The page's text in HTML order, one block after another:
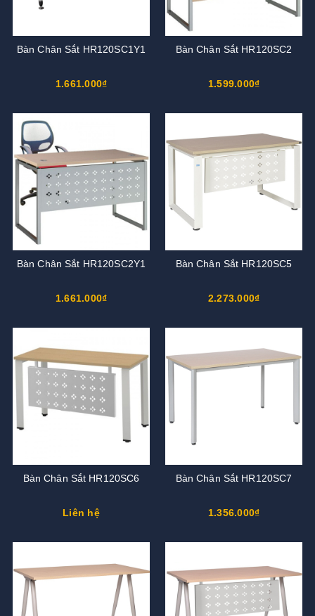
Bàn Chân Sắt HR120SC1Y1
1.661.000₫
Bàn Chân Sắt HR120SC2
1.599.000₫
Bàn Chân Sắt HR120SC2Y1
1.661.000₫
Bàn Chân Sắt HR120SC5
2.273.000₫
Bàn Chân Sắt HR120SC6
Liên hệ
Bàn Chân Sắt HR120SC7
1.356.000₫